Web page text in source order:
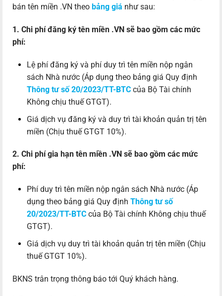
bán tên miền .VN theo bảng giá như sau:
1. Chi phí đăng ký tên miền .VN sẽ bao gồm các mức
phí:
Lệ phí đăng ký và phí duy trì tên miền nộp ngân
sách Nhà nước (Áp dụng theo bảng giá Quy định
Thông tư số 20/2023/TT-BTC của Bộ Tài chính
Không chịu thuế GTGT).
Giá dịch vụ đăng ký và duy trì tài khoản quản trị tên
miền (Chịu thuế GTGT 10%).
2. Chi phí gia hạn tên miền .VN sẽ bao gồm các mức
phí:
Phí duy trì tên miền nộp ngân sách Nhà nước (Áp
dụng theo bảng giá Quy định Thông tư số
20/2023/TT-BTC của Bộ Tài chính Không chịu thuế
GTGT).
Giá dịch vụ duy trì tài khoản quản trị tên miền (Chịu
thuế GTGT 10%).
BKNS trân trọng thông báo tới Quý khách hàng.